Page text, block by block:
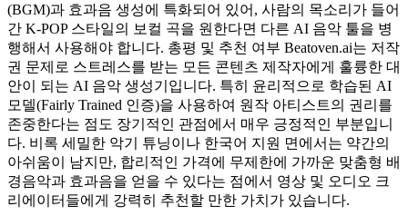
(BGM)과 효과음 생성에 특화되어 있어, 사람의 목소리가 들어
간 K-POP 스타일의 보컬 곡을 원한다면 다른 AI 음악 툴을 병
행해서 사용해야 합니다. 총평 및 추천 여부 Beatoven.ai는 저작
권 문제로 스트레스를 받는 모든 콘텐츠 제작자에게 훌륭한 대
안이 되는 AI 음악 생성기입니다. 특히 윤리적으로 학습된 AI
모델(Fairly Trained 인증)을 사용하여 원작 아티스트의 권리를
존중한다는 점도 장기적인 관점에서 매우 긍정적인 부분입니
다. 비록 세밀한 악기 튜닝이나 한국어 지원 면에서는 약간의
아쉬움이 남지만, 합리적인 가격에 무제한에 가까운 맞춤형 배
경음악과 효과음을 얻을 수 있다는 점에서 영상 및 오디오 크
리에이터들에게 강력히 추천할 만한 가치가 있습니다.